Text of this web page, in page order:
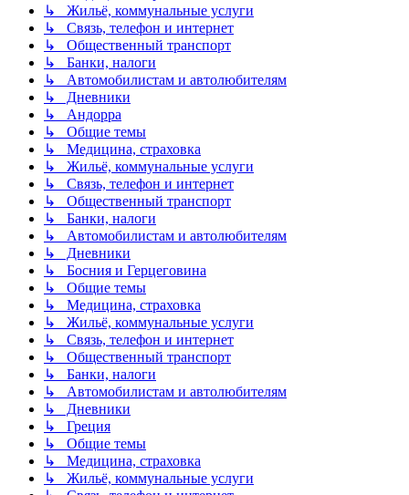
↳ Жильё, коммунальные услуги
↳ Связь, телефон и интернет
↳ Общественный транспорт
↳ Банки, налоги
↳ Автомобилистам и автолюбителям
↳ Дневники
↳ Андорра
↳ Общие темы
↳ Медицина, страховка
↳ Жильё, коммунальные услуги
↳ Связь, телефон и интернет
↳ Общественный транспорт
↳ Банки, налоги
↳ Автомобилистам и автолюбителям
↳ Дневники
↳ Босния и Герцеговина
↳ Общие темы
↳ Медицина, страховка
↳ Жильё, коммунальные услуги
↳ Связь, телефон и интернет
↳ Общественный транспорт
↳ Банки, налоги
↳ Автомобилистам и автолюбителям
↳ Дневники
↳ Греция
↳ Общие темы
↳ Медицина, страховка
↳ Жильё, коммунальные услуги